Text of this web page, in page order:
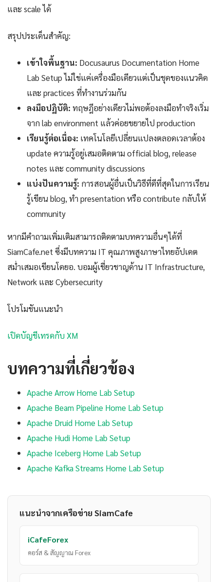
และ scale ได้
สรุปประเด็นสำคัญ:
เข้าใจพื้นฐาน: Docusaurus Documentation Home
Lab Setup ไม่ใช่แค่เครื่องมือเดียวแต่เป็นชุดของแนวคิด
และ practices ที่ทำงานร่วมกัน
ลงมือปฏิบัติ: ทฤษฎีอย่างเดียวไม่พอต้องลงมือทำจริงเริ่ม
จาก lab environment แล้วค่อยขยายไป production
เรียนรู้ต่อเนื่อง: เทคโนโลยีเปลี่ยนแปลงตลอดเวลาต้อง
update ความรู้อยู่เสมอติดตาม official blog, release
notes และ community discussions
แบ่งปันความรู้: การสอนผู้อื่นเป็นวิธีที่ดีที่สุดในการเรียน
รู้เขียน blog, ทำ presentation หรือ contribute กลับให้
community
หากมีคำถามเพิ่มเติมสามารถติดตามบทความอื่นๆได้ที่
SiamCafe.net ซึ่งมีบทความ IT คุณภาพสูงภาษาไทยอัปเดต
สม่ำเสมอเขียนโดยอ. บอมผู้เชี่ยวชาญด้าน IT Infrastructure,
Network และ Cybersecurity
โปรโมชันแนะนำ
เปิดบัญชีเทรดกับ XM
บทความที่เกี่ยวข้อง
Apache Arrow Home Lab Setup
Apache Beam Pipeline Home Lab Setup
Apache Druid Home Lab Setup
Apache Hudi Home Lab Setup
Apache Iceberg Home Lab Setup
Apache Kafka Streams Home Lab Setup
แนะนำจากเครือข่าย SiamCafe
iCafeForex
คอร์ส & สัญญาณ Forex